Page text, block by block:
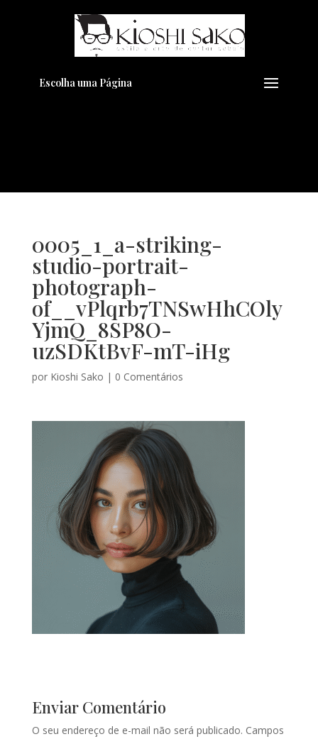
Escolha uma Página
0005_1_a-striking-
studio-portrait-
photograph-
of__vPlqrb7TNSwHhCOly
YjmQ_8SP8O-
uzSDKtBvF-mT-iHg
por Kioshi Sako | 0 Comentários
Enviar Comentário
O seu endereço de e-mail não será publicado. Campos
Pensando em transformar seu
Visual??